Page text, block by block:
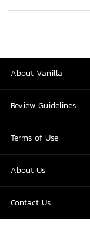
About Vanilla
Review Guidelines
Terms of Use
About Us
Contact Us